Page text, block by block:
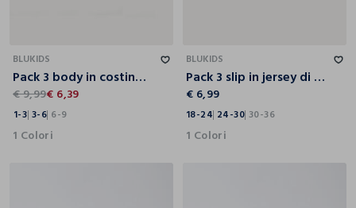
BLUKIDS
Pack 3 body in costina di puro cotone neonato
€ 9,99€ 6,39
1-3 3-6 6-9
1 Colori
BLUKIDS
Pack 3 slip in jersey di cotone stretch
€ 6,99
18-24 24-30 30-36
1 Colori